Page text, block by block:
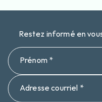
Restez informé en
Prénom *
Adresse courriel *